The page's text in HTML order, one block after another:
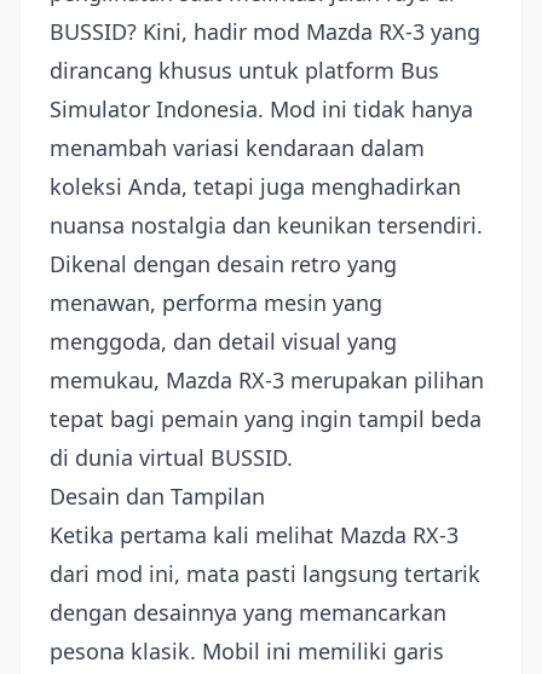
BUSSID? Kini, hadir mod Mazda RX-3 yang
dirancang khusus untuk platform Bus
Simulator Indonesia. Mod ini tidak hanya
menambah variasi kendaraan dalam
koleksi Anda, tetapi juga menghadirkan
nuansa nostalgia dan keunikan tersendiri.
Dikenal dengan desain retro yang
menawan, performa mesin yang
menggoda, dan detail visual yang
memukau, Mazda RX-3 merupakan pilihan
tepat bagi pemain yang ingin tampil beda
di dunia virtual BUSSID.
Desain dan Tampilan
Ketika pertama kali melihat Mazda RX-3
dari mod ini, mata pasti langsung tertarik
dengan desainnya yang memancarkan
pesona klasik. Mobil ini memiliki garis